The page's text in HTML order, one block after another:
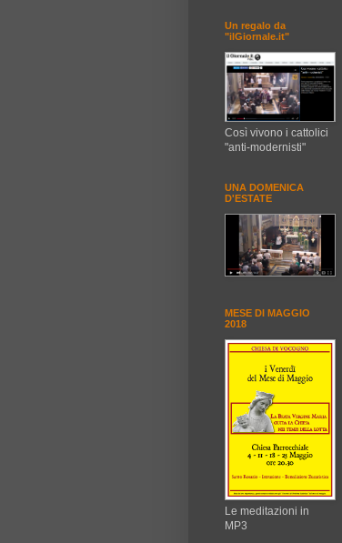
Un regalo da
"ilGiornale.it"
Così vivono i cattolici
"anti-modernisti"
UNA DOMENICA
D'ESTATE
MESE DI MAGGIO
2018
Le meditazioni in
MP3